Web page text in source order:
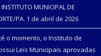
MUNICIPAL DE
PA. 1 de abril de 2026
o momento, o Instituto de
Leis Municipais aprovadas